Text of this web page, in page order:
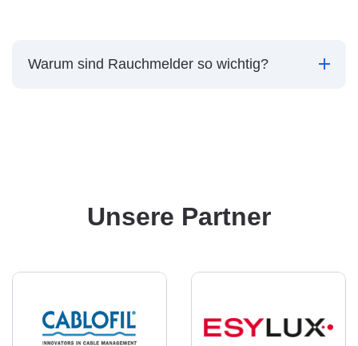
Warum sind Rauchmelder so wichtig?
Unsere Partner